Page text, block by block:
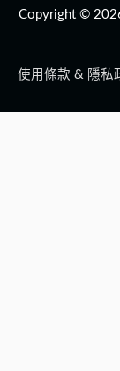
Copyright ©
使用條款 & 隱私